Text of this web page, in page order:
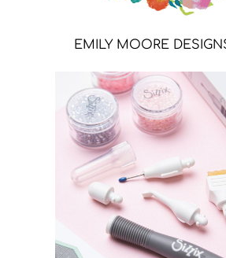
EMILY MOORE